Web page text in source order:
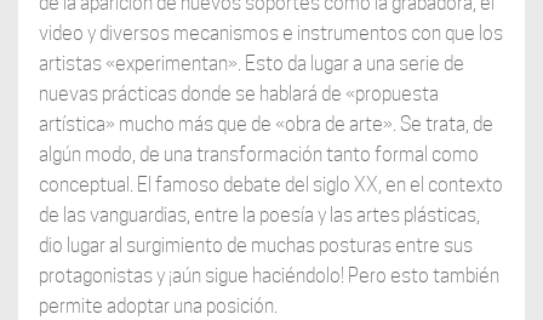
video y diversos mecanismos e instrumentos con que los
artistas «experimentan». Esto da lugar a una serie de
nuevas prácticas donde se hablará de «propuesta
artística» mucho más que de «obra de arte». Se trata, de
algún modo, de una transformación tanto formal como
conceptual. El famoso debate del siglo XX, en el contexto
de las vanguardias, entre la poesía y las artes plásticas,
dio lugar al surgimiento de muchas posturas entre sus
protagonistas y ¡aún sigue haciéndolo! Pero esto también
permite adoptar una posición.